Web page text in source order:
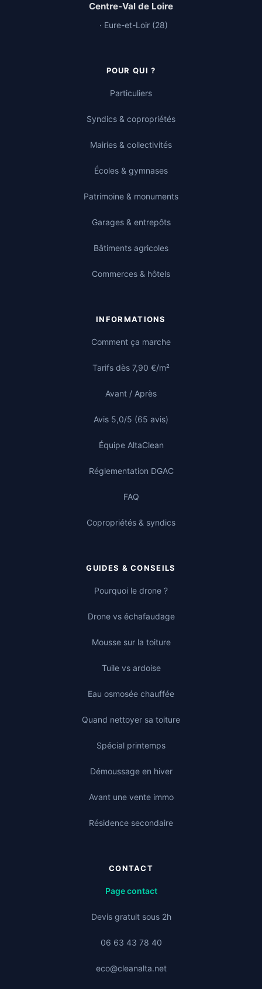
Centre-Val de Loire
· Eure-et-Loir (28)
POUR QUI ?
Particuliers
Syndics & copropriétés
Mairies & collectivités
Écoles & gymnases
Patrimoine & monuments
Garages & entrepôts
Bâtiments agricoles
Commerces & hôtels
INFORMATIONS
Comment ça marche
Tarifs dès 7,90 €/m²
Avant / Après
Avis 5,0/5 (65 avis)
Équipe AltaClean
Réglementation DGAC
FAQ
Copropriétés & syndics
GUIDES & CONSEILS
Pourquoi le drone ?
Drone vs échafaudage
Mousse sur la toiture
Tuile vs ardoise
Eau osmosée chauffée
Quand nettoyer sa toiture
Spécial printemps
Démoussage en hiver
Avant une vente immo
Résidence secondaire
CONTACT
Page contact
Devis gratuit sous 2h
06 63 43 78 40
eco@cleanalta.net